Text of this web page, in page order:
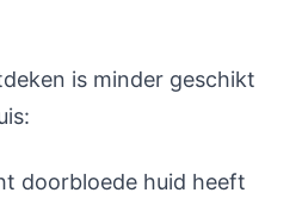
is minder geschikt
doorbloede huid heeft